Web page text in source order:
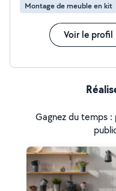
Montage de meuble en kit
Voir le profil
Gagnez du temps